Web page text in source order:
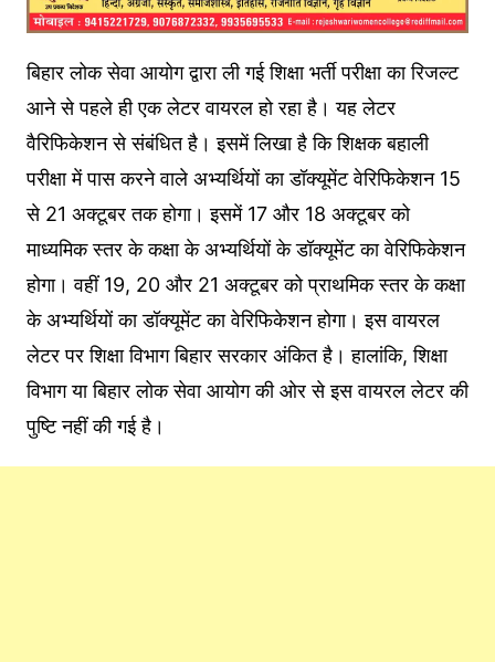
बिहार लोक सेवा आयोग द्वारा ली गई शिक्षा भर्ती परीक्षा का रिजल्ट
आने से पहले ही एक लेटर वायरल हो रहा है। यह लेटर
वैरिफिकेशन से संबंधित है। इसमें लिखा है कि शिक्षक बहाली
परीक्षा में पास करने वाले अभ्यर्थियों का डॉक्यूमेंट वेरिफिकेशन 15
से 21 अक्टूबर तक होगा। इसमें 17 और 18 अक्टूबर को
माध्यमिक स्तर के कक्षा के अभ्यर्थियों के डॉक्यूमेंट का वेरिफिकेशन
होगा। वहीं 19, 20 और 21 अक्टूबर को प्राथमिक स्तर के कक्षा
के अभ्यर्थियों का डॉक्यूमेंट का वेरिफिकेशन होगा। इस वायरल
लेटर पर शिक्षा विभाग बिहार सरकार अंकित है। हालांकि, शिक्षा
विभाग या बिहार लोक सेवा आयोग की ओर से इस वायरल लेटर की
पुष्टि नहीं की गई है।